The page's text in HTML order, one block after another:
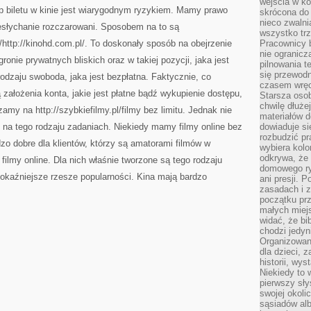
W
NIC
DZIWNEGO
biletu w kinie jest wiarygodnym ryzykiem. Mamy prawo
rozczarowani. Sposobem na to są
kinohd.com.pl/. To doskonały sposób na obejrzenie
prywatnych bliskich oraz w takiej pozycji, jaka jest
swoboda, jaka jest bezpłatna. Faktycznie, co
konta, jakie jest płatne bądź wykupienie dostępu,
na http://szybkiefilmy.pl/filmy bez limitu. Jednak nie
tego rodzaju zadaniach. Niekiedy mamy filmy online bez
dobre dla klientów, którzy są amatorami filmów w
online. Dla nich właśnie tworzone są tego rodzaju
rzesze popularności. Kina mają bardzo
skrócona
nieco
wszystko
Pracownicy
nie
pilnowania
się
czasem
Starsza
chwilę
materiałów
dowiaduje
rozbudzić
wybiera
odkrywa, że
domowego
ani presji.
zasadach i
początku
małych
widać, że
chodzi
dla dzieci,
historii,
Niekiedy to
pierwszy
swojej
sąsiadów